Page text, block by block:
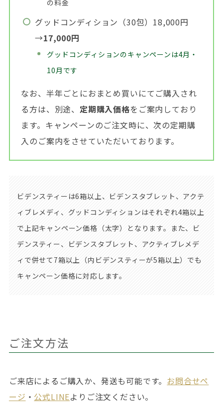
の料金
グッドコンディション（30包）18,000円
→17,000円
グッドコンディションのキャンペーンは4月・
10月です
なお、半年ごとにおまとめ買いにてご購入され
る方は、別途、定期購入価格をご案内しており
ます。キャンペーンのご注文時に、次の定期購
入のご案内をさせていただいております。
ビデンスティーは6箱以上、ビデンスタブレット、アクテ
ィブレメディ、グッドコンディションはそれぞれ4箱以上
で上記キャンペーン価格（太字）となります。また、ビ
デンスティー、ビデンスタブレット、アクティブレメデ
ィで併せて7箱以上（内ビデンスティーが5箱以上）でも
キャンペーン価格に対応します。
ご注文方法
ご来店によるご購入か、発送も可能です。 お問合せペ
ージ ・ 公式LINEよりご注文ください。